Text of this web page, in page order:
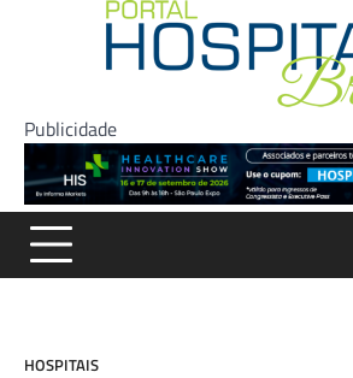
Publicidade
HOSPITAIS